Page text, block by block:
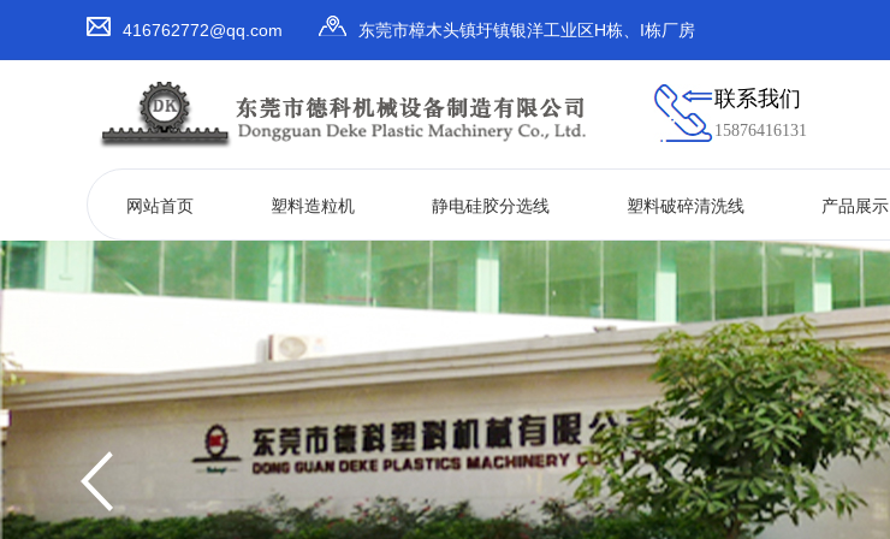
416762772@qq.com 东莞市樟木头镇圩镇银洋工业区H栋、I栋厂房
联系我们
15876416131
网站首页 塑料造粒机 静电硅胶分选线 塑料破碎清洗线 产品展示